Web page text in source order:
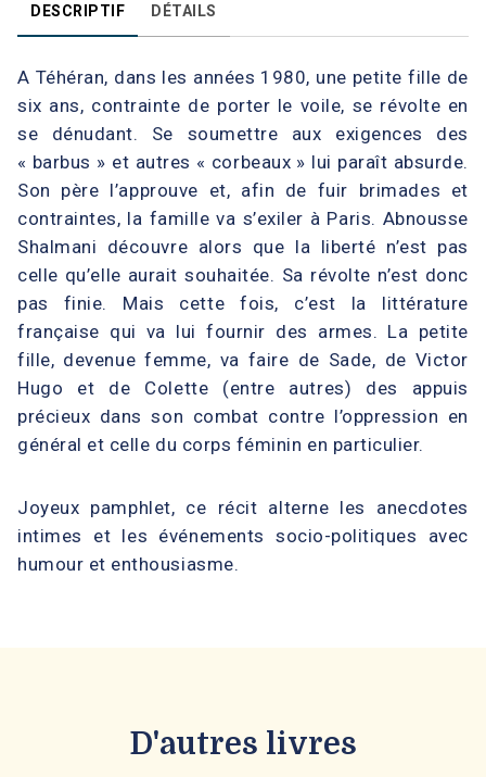
DESCRIPTIF DÉTAILS
A Téhéran, dans les années 1980, une petite fille de
six ans, contrainte de porter le voile, se révolte en
se dénudant. Se soumettre aux exigences des
« barbus » et autres « corbeaux » lui paraît absurde.
Son père l’approuve et, afin de fuir brimades et
contraintes, la famille va s’exiler à Paris. Abnousse
Shalmani découvre alors que la liberté n’est pas
celle qu’elle aurait souhaitée. Sa révolte n’est donc
pas finie. Mais cette fois, c’est la littérature
française qui va lui fournir des armes. La petite
fille, devenue femme, va faire de Sade, de Victor
Hugo et de Colette (entre autres) des appuis
précieux dans son combat contre l’oppression en
général et celle du corps féminin en particulier.
Joyeux pamphlet, ce récit alterne les anecdotes
intimes et les événements socio-politiques avec
humour et enthousiasme.
D'autres livres